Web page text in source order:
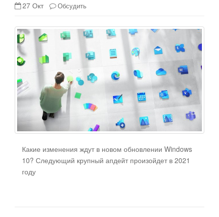
27 Окт Обсудить
Какие изменения ждут в новом обновлении Windows
10? Следующий крупный апдейт произойдет в 2021
году